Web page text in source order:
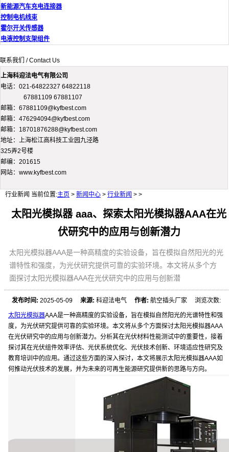
新能源汽车充电连接器
控制电机线束
霍尔开关传感器
电液控制支架组件
联系我们 / Contact Us
上海科迎法电气有限公司
电话：021-64822327 64822118
67881109 67881107
邮箱：67881109@kyfbest.com
邮箱：476294094@kyfbest.com
邮箱：18701876288@kyfbest.com
地址：上海松江高科技工业园九泾路
325弄2号楼
邮编：201615
网站：www.kyfbest.com
行业新闻 当前位置:主页 > 新闻中心 > 行业新闻 > >
太阳光模拟器 aaa、探索太阳光模拟器AAA在光
伏研究中的应用与创新潜力
太阳光模拟器AAA是一种高精度的实验设备，旨在模拟自然阳光的光
谱特性和强度，为光伏研究提供可靠的实验环境。本文将从多个方
面探讨太阳光模拟器AAA在光伏研究中的应用与创新潜
发布时间: 2025-05-09来源: 科迎法电气作者: 航空插头厂家 浏览次数:
太阳光模拟器AAA是一种高精度的实验设备，旨在模拟自然阳光的光谱特性和强
度，为光伏研究提供可靠的实验环境。本文将从多个方面探讨太阳光模拟器AAA
在光伏研究中的应用与创新潜力。分析其在光伏材料性能测试中的重要性，接着
探讨其在光伏组件效率评估、光伏系统优化、光伏技术创新、环境适应性研究及
教育培训中的应用。通过这些方面的深入探讨，本文将展示太阳光模拟器AAA如
何推动光伏技术的发展，并为未来的可再生能源研究提供新的思路与方向。